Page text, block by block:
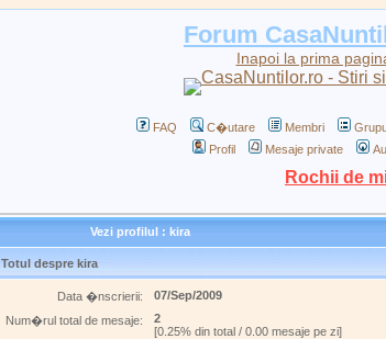
Forum
Inapoi la prima
FAQ C�utare Membri
Profil
Mesaje private
Rochii de
Vezi profilul : kira
Totul despre kira
Data �nscrierii:
07/Sep/2009
Num�rul total de mesaje:
2
[0.25% din total / 0.00 mesaje pe zi]